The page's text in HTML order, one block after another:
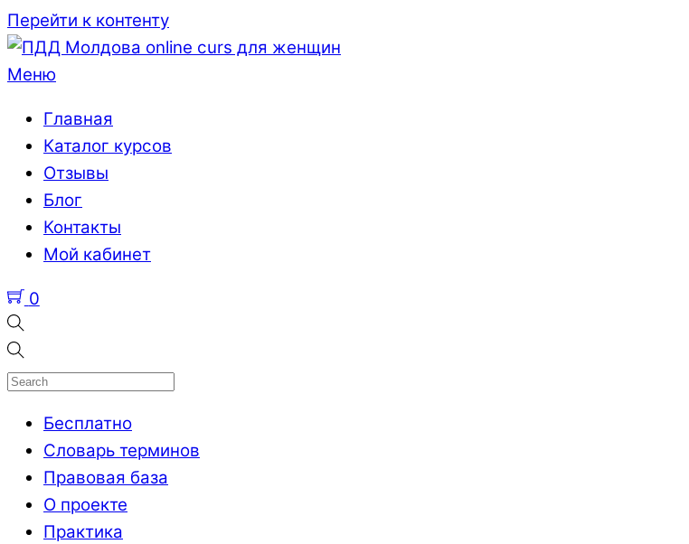
Перейти к контенту
Меню
Главная
Каталог курсов
Отзывы
Блог
Контакты
Мой кабинет
0
Бесплатно
Словарь терминов
Правовая база
О проекте
Практика